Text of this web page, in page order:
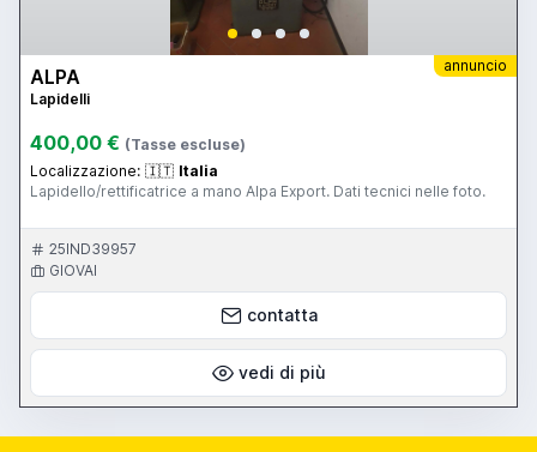
annuncio
ALPA
Lapidelli
400,00 € (Tasse escluse)
Localizzazione: 🇮🇹 Italia
Lapidello/rettificatrice a mano Alpa Export. Dati tecnici nelle foto.
25IND39957
GIOVAI
contatta
vedi di più